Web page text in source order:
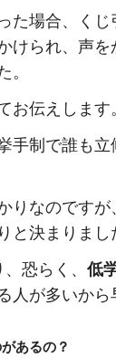
た場合、く
けられ、声
伝えします。
手制で誰も
りなのです
決まりまし
恐らく、 低
が多いから
あるの？